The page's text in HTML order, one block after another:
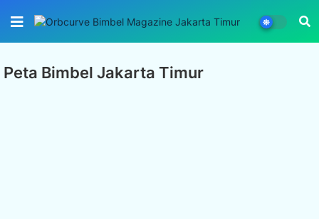
Peta Bimbel Jakarta Timur